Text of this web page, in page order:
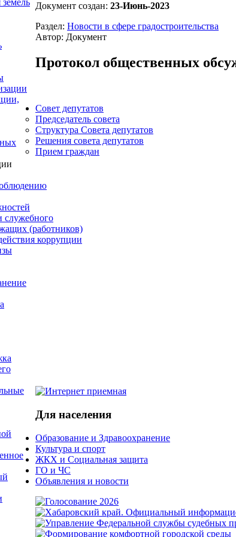
служебного
(работников)
коррупции
Документ создан: 23-Июнь-2023
Раздел: Новости в сфере градостроительства
Автор: Документ
Протокол общественных
Совет депутатов
Председатель совета
Структура Совета депутатов
Решения совета депутатов
Прием граждан
Для населения
Образование и Здравоохранение
Культура и спорт
ЖКХ и Социальная защита
ГО и ЧС
Объявления и новости